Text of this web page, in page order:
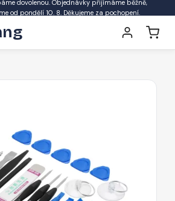
dovolenou. Objednávky přijímáme běžně,
od pondělí 10. 8. Děkujeme za pochopení.
Hobby